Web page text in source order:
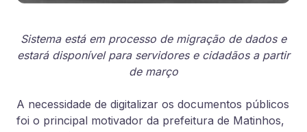
Sistema está em processo de migração de dados e
estará disponível para servidores e cidadãos a partir
de março
A necessidade de digitalizar os documentos públicos
foi o principal motivador da prefeitura de Matinhos,